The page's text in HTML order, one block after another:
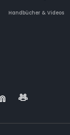
Handbücher & Videos